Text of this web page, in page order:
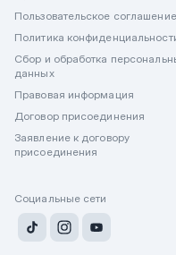
Пользовательское соглашение
Политика
Сбор и обработка
данных
Правовая информация
Договор присоединения
Заявление к договору
присоединения
Социальные сети